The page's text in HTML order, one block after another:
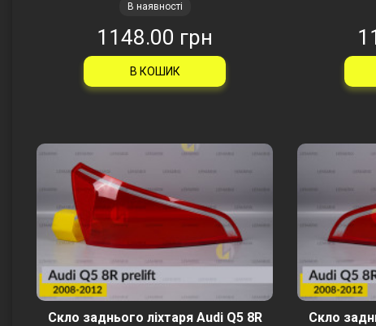
В наявності
1148.00 грн
В КОШИК
Скло заднього ліхтаря Audi Q5 8R
Скло